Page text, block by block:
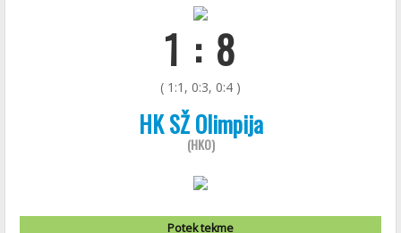
1 : 8
( 1:1, 0:3, 0:4 )
HK SŽ Olimpija
(HKO)
Potek tekme